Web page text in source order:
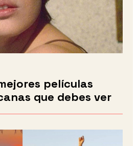
películas
que debes ver